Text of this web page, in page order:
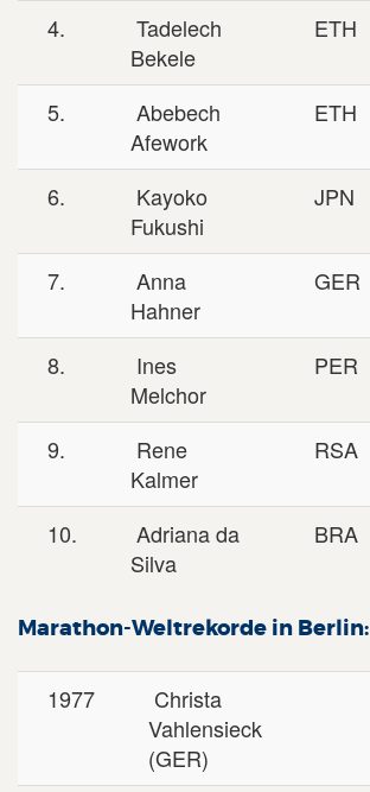
4.
Tadelech
Bekele
ETH
5.
Abebech
Afework
ETH
6.
Kayoko
Fukushi
JPN
7.
Anna
Hahner
GER
8.
Ines
Melchor
PER
9.
Rene
Kalmer
RSA
10.
Adriana da
Silva
BRA
Marathon-Weltrekorde in Berlin:
1977
Christa
Vahlensieck
(GER)